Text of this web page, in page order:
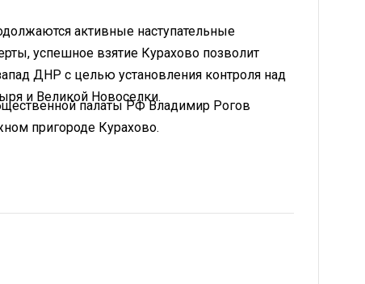
активные наступательные
успешное взятие Курахово позволит
ДНР с целью установления контроля над
и Великой Новоселки.
палаты РФ Владимир Рогов
пригороде Курахово.